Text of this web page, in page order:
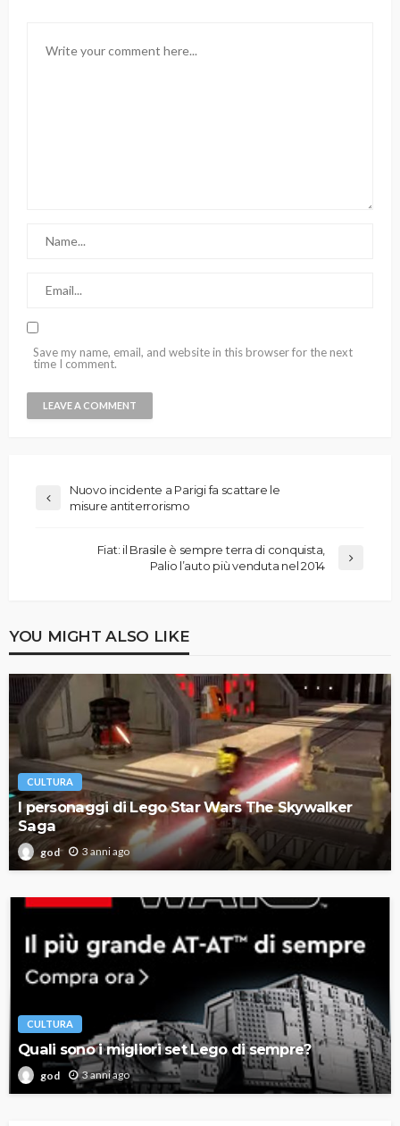
Save my name, email, and website in this browser for the next
time I comment.
Nuovo incidente a Parigi fa scattare le
misure antiterrorismo
Fiat: il Brasile è sempre terra di conquista,
Palio l’auto più venduta nel 2014
YOU MIGHT ALSO LIKE
CULTURA
I personaggi di Lego Star Wars The Skywalker
Saga
god 3 anni ago
CULTURA
Quali sono i migliori set Lego di sempre?
god 3 anni ago